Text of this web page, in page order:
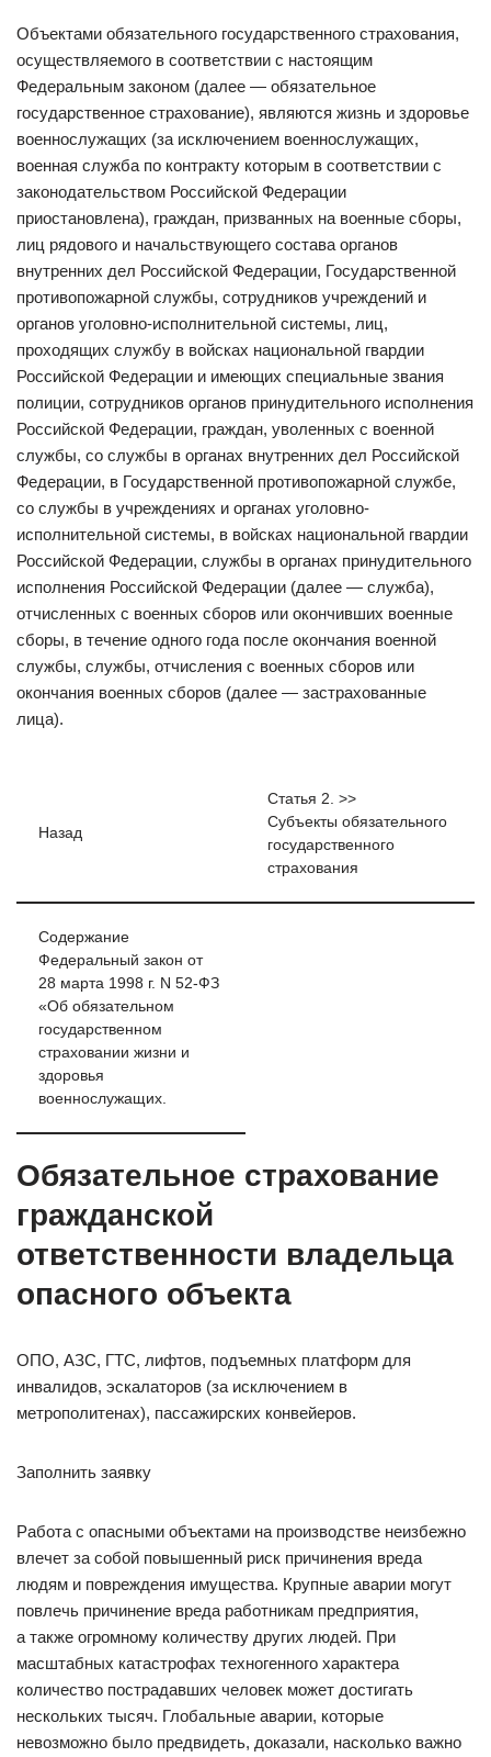
Объектами обязательного государственного страхования,
осуществляемого в соответствии с настоящим
Федеральным законом (далее — обязательное
государственное страхование), являются жизнь и здоровье
военнослужащих (за исключением военнослужащих,
военная служба по контракту которым в соответствии с
законодательством Российской Федерации
приостановлена), граждан, призванных на военные сборы,
лиц рядового и начальствующего состава органов
внутренних дел Российской Федерации, Государственной
противопожарной службы, сотрудников учреждений и
органов уголовно-исполнительной системы, лиц,
проходящих службу в войсках национальной гвардии
Российской Федерации и имеющих специальные звания
полиции, сотрудников органов принудительного исполнения
Российской Федерации, граждан, уволенных с военной
службы, со службы в органах внутренних дел Российской
Федерации, в Государственной противопожарной службе,
со службы в учреждениях и органах уголовно-
исполнительной системы, в войсках национальной гвардии
Российской Федерации, службы в органах принудительного
исполнения Российской Федерации (далее — служба),
отчисленных с военных сборов или окончивших военные
сборы, в течение одного года после окончания военной
службы, службы, отчисления с военных сборов или
окончания военных сборов (далее — застрахованные
лица).
Назад
Статья 2. >>
Субъекты обязательного
государственного
страхования
Содержание
Федеральный закон от
28 марта 1998 г. N 52-ФЗ
«Об обязательном
государственном
страховании жизни и
здоровья
военнослужащих.
Обязательное страхование
гражданской
ответственности владельца
опасного объекта
ОПО, АЗС, ГТС, лифтов, подъемных платформ для
инвалидов, эскалаторов (за исключением в
метрополитенах), пассажирских конвейеров.
Заполнить заявку
Работа с опасными объектами на производстве неизбежно
влечет за собой повышенный риск причинения вреда
людям и повреждения имущества. Крупные аварии могут
повлечь причинение вреда работникам предприятия,
а также огромному количеству других людей. При
масштабных катастрофах техногенного характера
количество пострадавших человек может достигать
нескольких тысяч. Глобальные аварии, которые
невозможно было предвидеть, доказали, насколько важно